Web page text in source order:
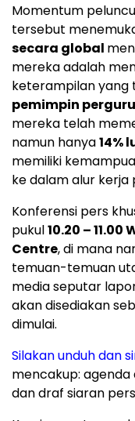
Momentum
tersebut
secara global
mereka adalah
keterampilan
pemimpin
mereka telah
namun hanya14%
memiliki
ke dalam alur kerja
Konferensi pers
pukul10.20 – 11.00
Centre, di mana
temuan-temuan
media seputar
akan disediakan
dimulai.
Silakan unduh dan
mencakup:
dan draf siaran